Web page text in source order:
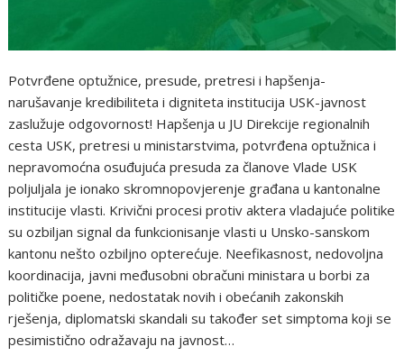
Potvrđene optužnice, presude, pretresi i hapšenja-
narušavanje kredibiliteta i digniteta institucija USK-javnost
zaslužuje odgovornost! Hapšenja u JU Direkcije regionalnih
cesta USK, pretresi u ministarstvima, potvrđena optužnica i
nepravomoćna osuđujuća presuda za članove Vlade USK
poljuljala je ionako skromnopovjerenje građana u kantonalne
institucije vlasti. Krivični procesi protiv aktera vladajuće politike
su ozbiljan signal da funkcionisanje vlasti u Unsko-sanskom
kantonu nešto ozbiljno opterećuje. Neefikasnost, nedovoljna
koordinacija, javni međusobni obračuni ministara u borbi za
političke poene, nedostatak novih i obećanih zakonskih
rješenja, diplomatski skandali su također set simptoma koji se
pesimistično odražavaju na javnost…